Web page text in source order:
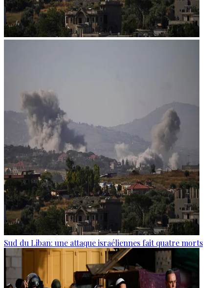
Sud du Liban: une attaque israéliennes fait quatre morts